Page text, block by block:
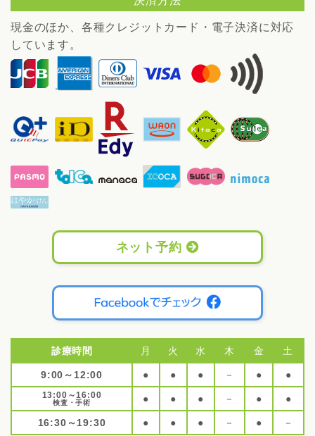
現金のほか、各種クレジットカード・電子決済に対応
しています。
ネット予約
診療時間 月 火 水 木 金 土
9:00～12:00 ● ● ● － ● ●
13:00～16:00
検査・手術 ● ● ● － ● ●
16:30～19:30 ● ● ● － ● －